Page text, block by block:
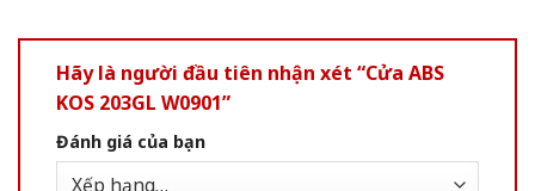
Hãy là người đầu tiên nhận xét “Cửa ABS
KOS 203GL W0901”
Đánh giá của bạn